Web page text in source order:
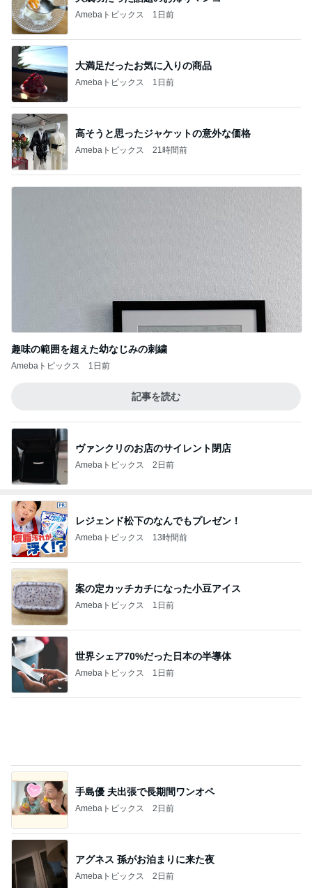
Amebaトピックス 1日前
大満足だったお気に入りの商品
Amebaトピックス 1日前
高そうと思ったジャケットの意外な価格
Amebaトピックス 21時間前
趣味の範囲を超えた幼なじみの刺繍
Amebaトピックス 1日前
記事を読む
ヴァンクリのお店のサイレント閉店
Amebaトピックス 2日前
レジェンド松下のなんでもプレゼン！
Amebaトピックス 13時間前
案の定カッチカチになった小豆アイス
Amebaトピックス 1日前
世界シェア70%だった日本の半導体
Amebaトピックス 1日前
アグネス 孫がお泊まりに来た夜
Amebaトピックス 2日前